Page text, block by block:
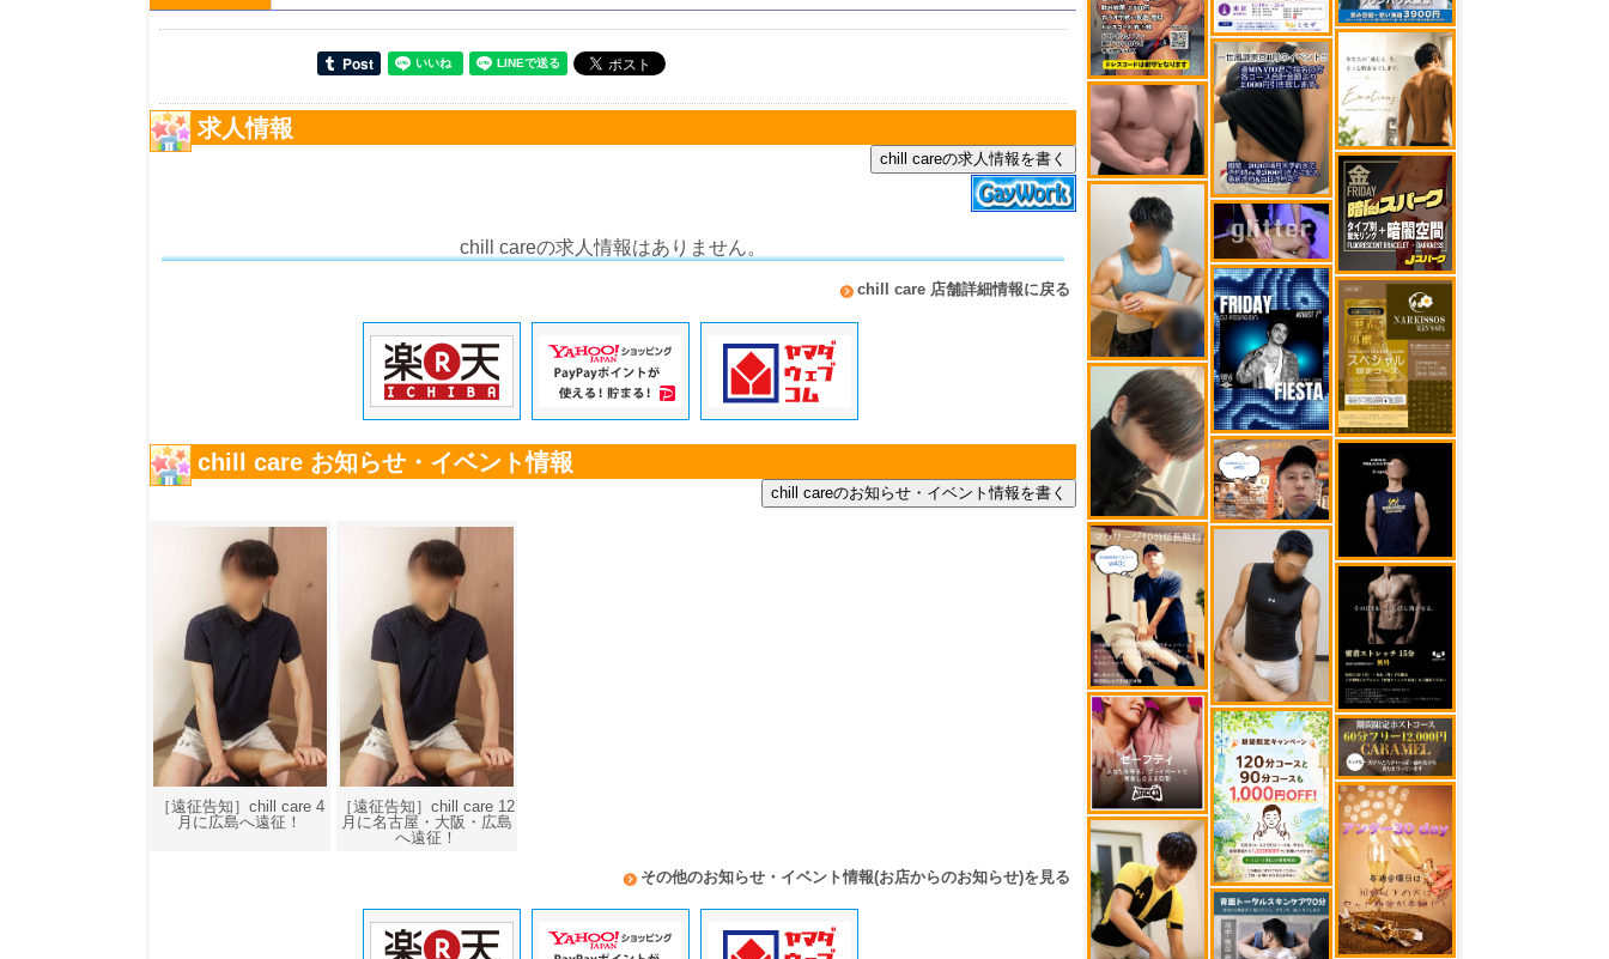
求人情報
chill careの求人情報を書く
chill careの求人情報はありません。
chill care 店舗詳細情報に戻る
chill care お知らせ・イベント情報
［遠征告知］chill care 4
月に広島へ遠征！
［遠征告知］chill care 12
月に名古屋・大阪・広島
へ遠征！
その他のお知らせ・イベント情報(お店からのお知らせ)を見る